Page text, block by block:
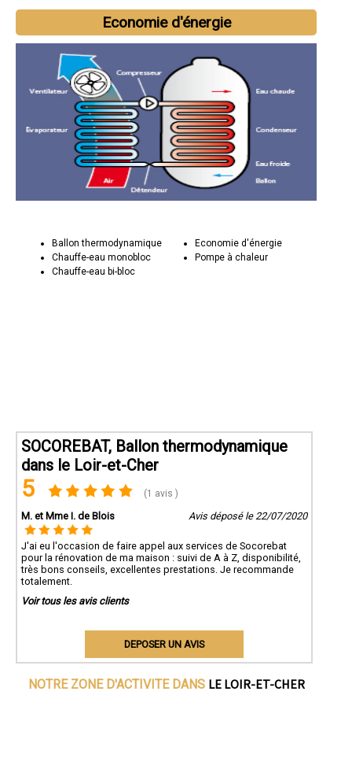
Economie d'énergie
Ballon thermodynamique
Chauffe-eau monobloc
Chauffe-eau bi-bloc
Economie d'énergie
Pompe à chaleur
SOCOREBAT, Ballon thermodynamique
dans le Loir-et-Cher
5 (1 avis )
M. et Mme I. de Blois Avis déposé le 22/07/2020
J'ai eu l'occasion de faire appel aux services de Socorebat
pour la rénovation de ma maison : suivi de A à Z, disponibilité,
très bons conseils, excellentes prestations. Je recommande
totalement.
Voir tous les avis clients
DEPOSER UN AVIS
NOTRE ZONE D'ACTIVITE DANS LE LOIR-ET-CHER